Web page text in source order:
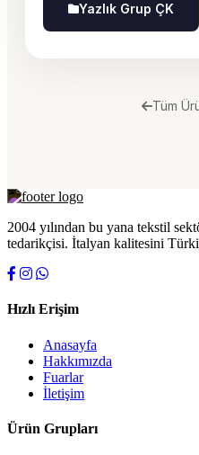
Yazlık Grup ÇK
Tüm
2004 yılından bu yana tekstil
tedarikçisi. İtalyan kalitesini
Hızlı Erişim
Anasayfa
Hakkımızda
Fuarlar
İletişim
Ürün Grupları